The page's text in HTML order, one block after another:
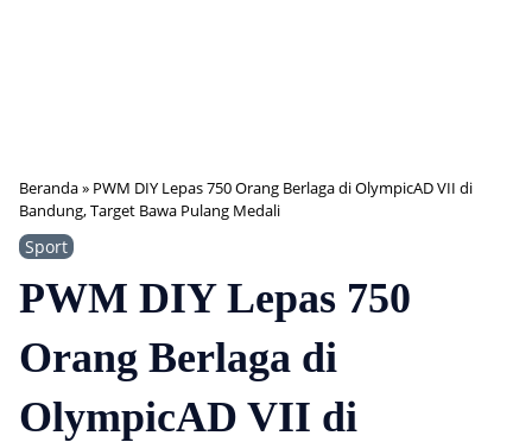
Beranda» PWM DIY Lepas 750 Orang Berlaga di OlympicAD VII di
Bandung, Target Bawa Pulang Medali
Sport
PWM DIY Lepas 750
Orang Berlaga di
OlympicAD VII di